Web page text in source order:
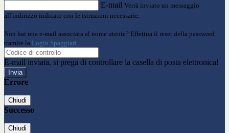
E-mail Verrà inviato un messaggio
all'indirizzo indicato con le istruzioni necessarie.
Non hai una e-mail associata al nome utente? Effettua il reset della password
tramite la Login Spaggiari
E-mail inviata, si prega di controllare la casella di posta elettronica!
Errore
Chiudi
Successo
Chiudi